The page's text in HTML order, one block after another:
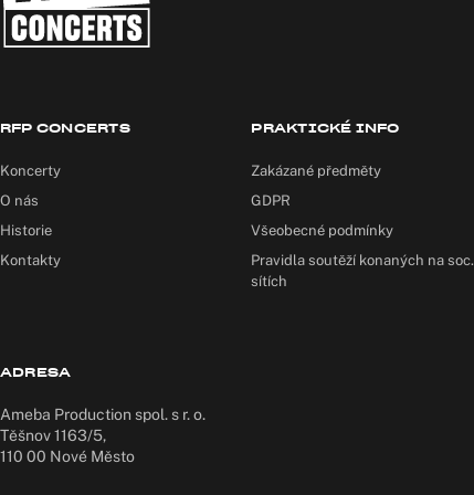
RFP CONCERTS
Koncerty
O nás
Historie
Kontakty
PRAKTICKÉ INFO
Zakázané předměty
GDPR
Všeobecné podmínky
Pravidla soutěží konaných na soc.
sítích
ADRESA
Ameba Production spol. s r. o.
Těšnov 1163/5,
110 00 Nové Město